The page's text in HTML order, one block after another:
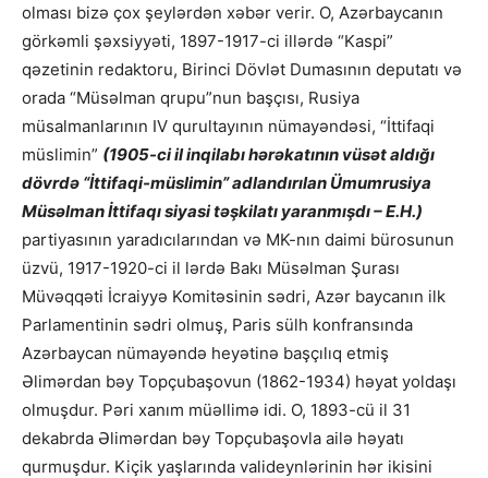
olması bizə çox şeylərdən xəbər verir. O, Azərbaycanın
görkəmli şəxsiyyəti, 1897-1917-ci illərdə “Kaspi”
qəzetinin redaktoru, Birinci Dövlət Dumasının deputatı və
orada “Müsəlman qrupu”nun başçısı, Rusiya
müsalmanlarının IV qurultayının nümayəndəsi, “İttifaqi
müslimin” (1905-ci il inqilabı hərəkatının vüsət aldığı
dövrdə “İttifaqi-müslimin” adlandırılan Ümumrusiya
Müsəlman İttifaqı siyasi təşkilatı yaranmışdı – E.H.)
partiyasının yaradıcılarından və MK-nın daimi bürosunun
üzvü, 1917-1920-ci il lərdə Bakı Müsəlman Şurası
Müvəqqəti İcraiyyə Komitəsinin sədri, Azər baycanın ilk
Parlamentinin sədri olmuş, Paris sülh konfransında
Azərbaycan nümayəndə heyətinə başçılıq etmiş
Əlimərdan bəy Topçubaşovun (1862-1934) həyat yoldaşı
olmuşdur. Pəri xanım müəllimə idi. O, 1893-cü il 31
dekabrda Əlimərdan bəy Topçubaşovla ailə həyatı
qurmuşdur. Kiçik yaşlarında valideynlərinin hər ikisini